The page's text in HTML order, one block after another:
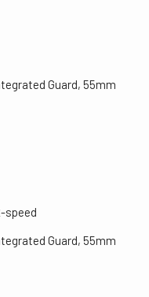
Guard, 55mm
speed
Guard, 55mm